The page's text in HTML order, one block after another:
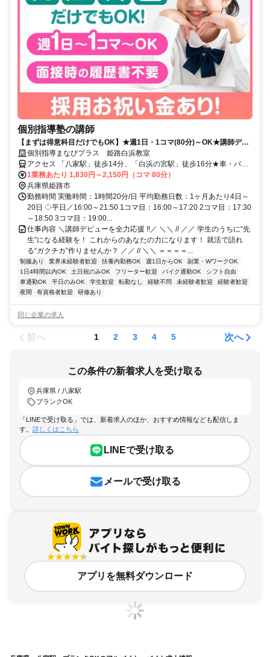
個別指導塾の講師
【まずは得意科目だけでもOK】★週1日・1コマ(80分)～OK★講師デビ
ュー応援！
個別指導まなびプラス 姫路白浜教室
アクセス 「八家駅」徒歩14分、「白浜の宮駅」徒歩16分★車・バイ
ク・自転車通勤OK
1業務あたり 1,830円～2,150円（コマ 80分）
兵庫県姫路市
勤務時間 実働時間：1時間20分/日 平均勤務日数：1ヶ月あたり4日～
20日 ◇平日／16:00～21:50 1コマ目：16:00～17:20 2コマ目：17:30
～18:50 3コマ目：19:00...
仕事内容 ＼講師デビューを全力応援 !!／ ＼＼ // ／／ 学生のうちに“先
生”になる経験を！ これからのあなたの力になります！ 就活で語れ
る“ガクチカ”作りませんか？ ／／ // ＼＼ ＝＝＝＝...
制服あり 業界未経験者歓迎 扶養内勤務OK 週1日からOK
副業・WワークOK
1日4時間以内OK
土日祝のみOK フリーター歓迎 バイク通勤OK
シフト自由
車通勤OK
平日のみOK 学生歓迎 転勤なし 経験不問 未経験者歓迎
経験者歓迎
夜間
有資格者歓迎 研修あり
同じ企業の求人
前へ 1 2 3 4 5 次へ
この条件の新着求人を受け取る
兵庫県 / 八家駅
ブランクOK
「LINEで受け取る」では、新着求人のほか、おすすめ情報なども配信しま
す。 詳しくはこちら
LINEで受け取る
メールで受け取る
アプリを無料ダウンロード